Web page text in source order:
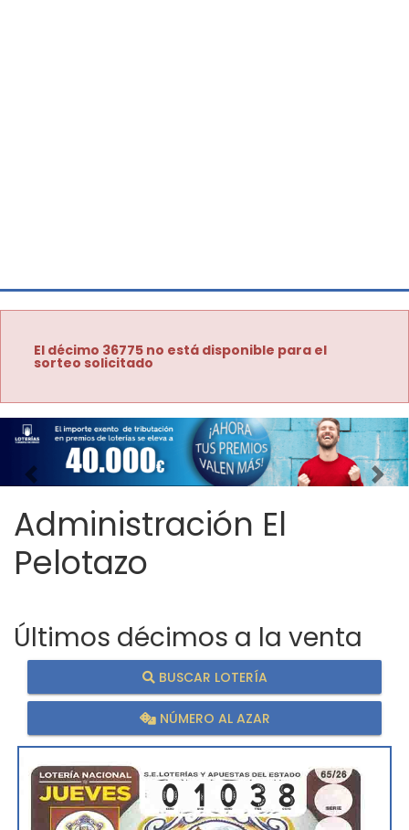
El décimo 36775 no está disponible para el
sorteo solicitado
Imagen anterior
Administración El
Pelotazo
Últimos décimos a la venta
BUSCAR LOTERÍA
NÚMERO AL AZAR